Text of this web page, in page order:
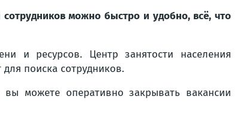
можно быстро и удобно, всё, что
и ресурсов. Центр занятости населения
поиска сотрудников.
вы можете оперативно закрывать вакансии